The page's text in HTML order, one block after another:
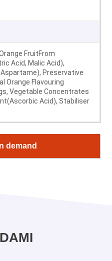
FruitFrom
Acid, Malic Acid),
Preservative
Orange Flavouring
Vegetable Concentrates
Acid), Stabiliser
demand